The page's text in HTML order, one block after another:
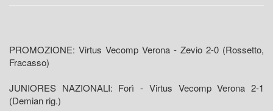
PROMOZIONE: Virtus Vecomp Verona - Zevio 2-0 (Rossetto,
Fracasso)
JUNIORES NAZIONALI: Forì - Virtus Vecomp Verona 2-1
(Demian rig.)